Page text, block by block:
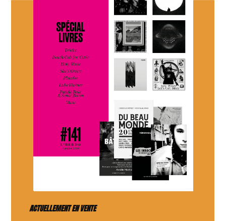
ACTUELLEMENT EN VENTE